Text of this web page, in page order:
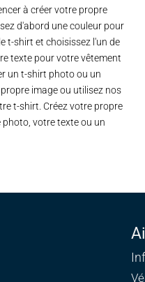
à créer votre propre
d'abord une couleur pour
t-shirt et choisissez l'un de
texte pour votre vêtement
un t-shirt photo ou un
image ou utilisez nos
t-shirt. Créez votre propre
votre texte ou un